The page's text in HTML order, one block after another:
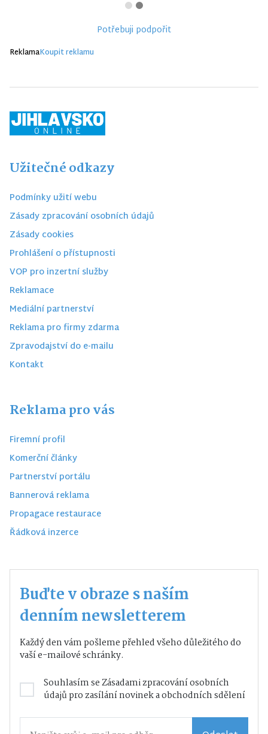
Potřebuji podpořit
ReklamaKoupit reklamu
Užitečné odkazy
Podmínky užití webu
Zásady zpracování osobních údajů
Zásady cookies
Prohlášení o přístupnosti
VOP pro inzertní služby
Reklamace
Mediální partnerství
Reklama pro firmy zdarma
Zpravodajství do e-mailu
Kontakt
Reklama pro vás
Firemní profil
Komerční články
Partnerství portálu
Bannerová reklama
Propagace restaurace
Řádková inzerce
Buďte v obraze s naším
denním newsletterem
Každý den vám pošleme přehled všeho důležitého do
vaší e-mailové schránky.
Souhlasím seZásadami zpracování osobních
údajůpro zasílání novinek a obchodních sdělení